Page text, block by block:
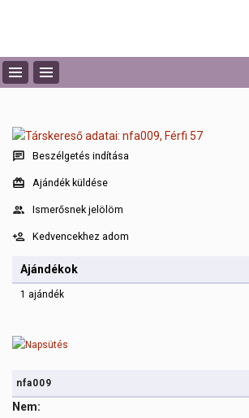
Beszélgetés indítása
Ajándék küldése
Ismerősnek jelölöm
Kedvencekhez adom
Ajándékok
1 ajándék
nfa009
Nem: